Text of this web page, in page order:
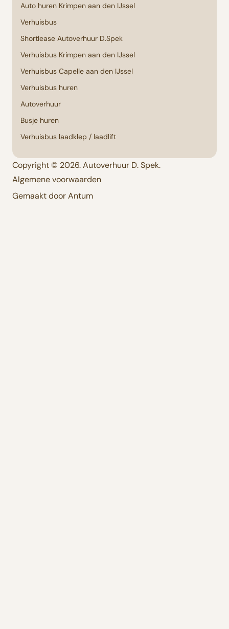
Auto huren Krimpen aan den IJssel
Verhuisbus
Shortlease Autoverhuur D.Spek
Verhuisbus Krimpen aan den IJssel
Verhuisbus Capelle aan den IJssel
Verhuisbus huren
Autoverhuur
Busje huren
Verhuisbus laadklep / laadlift
Copyright © 2026. Autoverhuur D. Spek.
Algemene voorwaarden
Gemaakt door Antum